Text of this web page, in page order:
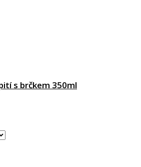
s brčkem 350ml